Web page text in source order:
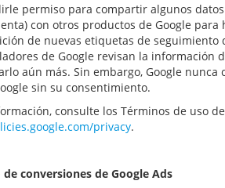
permiso para compartir algunos
con otros productos de Google
de nuevas etiquetas de seguimiento
de Google revisan la información
aún más. Sin embargo, Google
sin su consentimiento.
consulte los Términos de uso
privacy.
conversiones de Google Ads